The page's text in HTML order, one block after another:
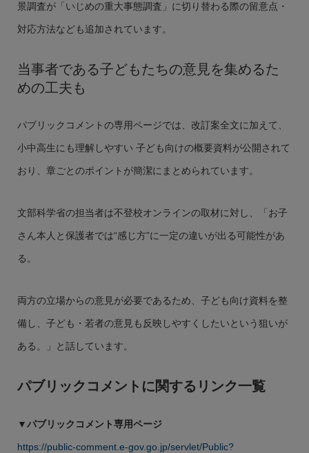
景調査が「いじめの重大事態調査」に切り替わる際の留意点・
対応方法なども追加されています。
当事者である子どもたちの意見を集めるた
めの工夫も
パブリックコメントの専用ページでは、改訂案全文に加えて、
小中高生にも理解しやすい 子ども向けの概要資料が公開されて
おり、章ごとのポイントが簡潔にまとめられています。
文部科学省の担当者は不登校オンラインの取材に対し、「お子
さん本人と保護者では“感じ方”に一定の違いが出る可能性があ
る。
両方の立場からの意見が必要であるため、子ども向け資料を整
備し、子ども・若者の意見も反映しやすくしたいという狙いが
ある。」と話しています。
パブリックコメントに関するリンク一覧
▼パブリックコメント専用ページ
https://public-comment.e-gov.go.jp/servlet/Public?